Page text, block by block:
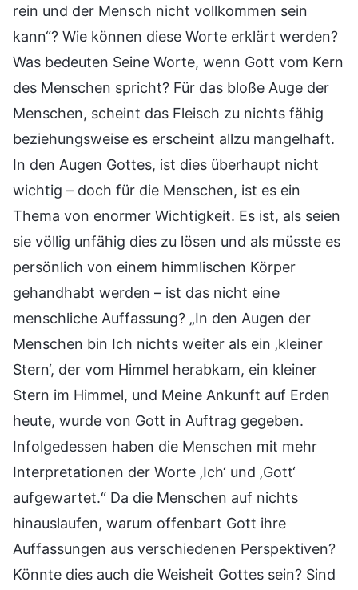
rein und der Mensch nicht vollkommen sein
kann“? Wie können diese Worte erklärt werden?
Was bedeuten Seine Worte, wenn Gott vom Kern
des Menschen spricht? Für das bloße Auge der
Menschen, scheint das Fleisch zu nichts fähig
beziehungsweise es erscheint allzu mangelhaft.
In den Augen Gottes, ist dies überhaupt nicht
wichtig – doch für die Menschen, ist es ein
Thema von enormer Wichtigkeit. Es ist, als seien
sie völlig unfähig dies zu lösen und als müsste es
persönlich von einem himmlischen Körper
gehandhabt werden – ist das nicht eine
menschliche Auffassung? „In den Augen der
Menschen bin Ich nichts weiter als ein ‚kleiner
Stern‘, der vom Himmel herabkam, ein kleiner
Stern im Himmel, und Meine Ankunft auf Erden
heute, wurde von Gott in Auftrag gegeben.
Infolgedessen haben die Menschen mit mehr
Interpretationen der Worte ‚Ich‘ und ‚Gott‘
aufgewartet.“ Da die Menschen auf nichts
hinauslaufen, warum offenbart Gott ihre
Auffassungen aus verschiedenen Perspektiven?
Könnte dies auch die Weisheit Gottes sein? Sind